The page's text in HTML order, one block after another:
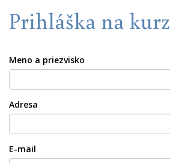
Prihláška na kurz
Meno a priezvisko
Adresa
E-mail